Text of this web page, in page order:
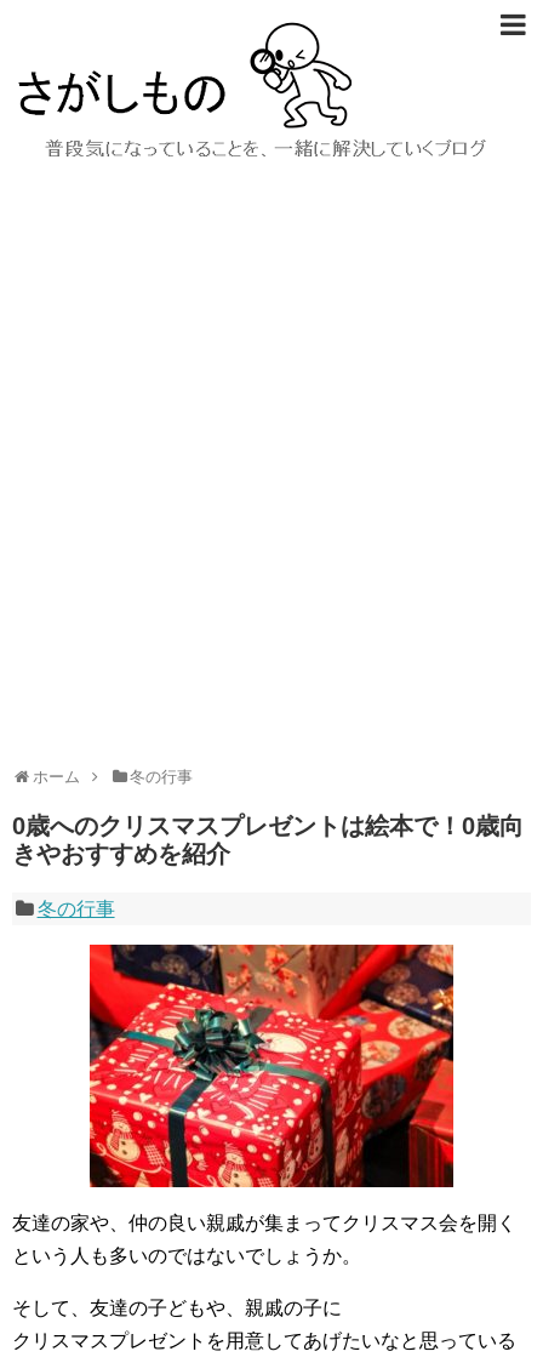
ホーム 冬の行事
0歳へのクリスマスプレゼントは絵本で！0歳向
きやおすすめを紹介
冬の行事
友達の家や、仲の良い親戚が集まってクリスマス会を開く
という人も多いのではないでしょうか。
そして、友達の子どもや、親戚の子に
クリスマスプレゼントを用意してあげたいなと思っている